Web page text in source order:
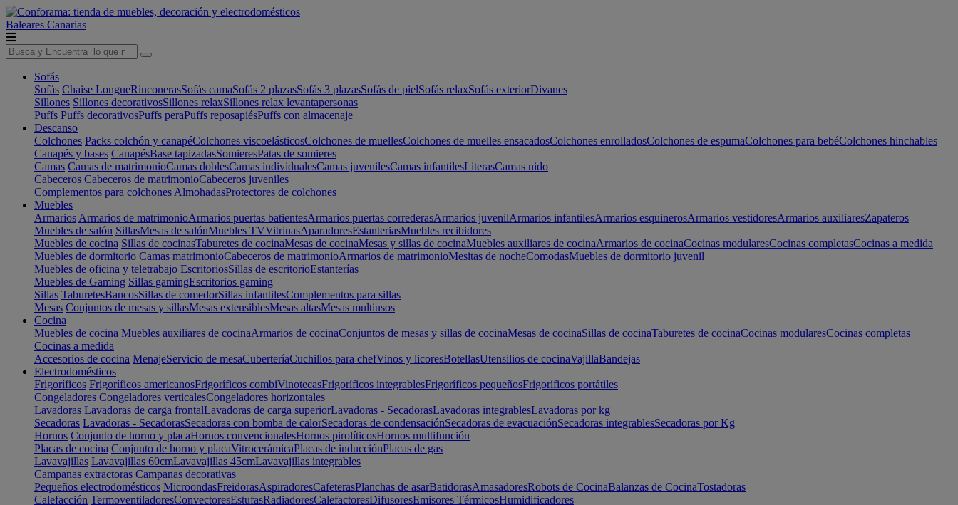
Baleares Canarias
Sofás
Sofás Chaise LongueRinconerasSofás camaSofás 2 plazasSofás 3 plazasSofás de pielSofás relaxSofás exteriorDivanes
Sillones Sillones decorativosSillones relaxSillones relax levantapersonas
Puffs Puffs decorativosPuffs peraPuffs reposapiésPuffs con almacenaje
Descanso
Colchones Packs colchón y canapéColchones viscoelásticosColchones de muellesColchones de muelles ensacadosColchones enrolladosColchones de espumaColchones para bebéColchones hinchables
Canapés y bases CanapésBase tapizadasSomieresPatas de somieres
Camas Camas de matrimonioCamas doblesCamas individualesCamas juvenilesCamas infantilesLiterasCamas nido
Cabeceros Cabeceros de matrimonioCabeceros juveniles
Complementos para colchones AlmohadasProtectores de colchones
Muebles
Armarios Armarios de matrimonioArmarios puertas batientesArmarios puertas correderasArmarios juvenilArmarios infantilesArmarios esquinerosArmarios vestidoresArmarios auxiliaresZapateros
Muebles de salón SillasMesas de salónMuebles TVVitrinasAparadoresEstanteriasMuebles recibidores
Muebles de cocina Sillas de cocinasTaburetes de cocinaMesas de cocinaMesas y sillas de cocinaMuebles auxiliares de cocinaArmarios de cocinaCocinas modularesCocinas completasCocinas a medida
Muebles de dormitorio Camas matrimonioCabeceros de matrimonioArmarios de matrimonioMesitas de nocheComodasMuebles de dormitorio juvenil
Muebles de oficina y teletrabajo EscritoriosSillas de escritorioEstanterías
Muebles de Gaming Sillas gamingEscritorios gaming
Sillas TaburetesBancosSillas de comedorSillas infantilesComplementos para sillas
Mesas Conjuntos de mesas y sillasMesas extensiblesMesas altasMesas multiusos
Cocina
Muebles de cocina Muebles auxiliares de cocinaArmarios de cocinaConjuntos de mesas y sillas de cocinaMesas de cocinaSillas de cocinaTaburetes de cocinaCocinas modularesCocinas completas
Cocinas a medida
Accesorios de cocina MenajeServicio de mesaCuberteríaCuchillos para chefVinos y licoresBotellasUtensilios de cocinaVajillaBandejas
Electrodomésticos
Frigoríficos Frigoríficos americanosFrigoríficos combiVinotecasFrigoríficos integrablesFrigoríficos pequeñosFrigoríficos portátiles
Congeladores Congeladores verticalesCongeladores horizontales
Lavadoras Lavadoras de carga frontalLavadoras de carga superiorLavadoras - SecadorasLavadoras integrablesLavadoras por kg
Secadoras Lavadoras - SecadorasSecadoras con bomba de calorSecadoras de condensaciónSecadoras de evacuaciónSecadoras integrablesSecadoras por Kg
Hornos Conjunto de horno y placaHornos convencionalesHornos pirolíticosHornos multifunción
Placas de cocina Conjunto de horno y placaVitrocerámicaPlacas de inducciónPlacas de gas
Lavavajillas Lavavajillas 60cmLavavajillas 45cmLavavajillas integrables
Campanas extractoras Campanas decorativas
Pequeños electrodomésticos MicroondasFreidorasAspiradoresCafeterasPlanchas de asarBatidorasAmasadoresRobots de CocinaBalanzas de CocinaTostadoras
Calefacción TermoventiladoresConvectoresEstufasRadiadoresCalefactoresDifusoresEmisores TérmicosHumidificadores